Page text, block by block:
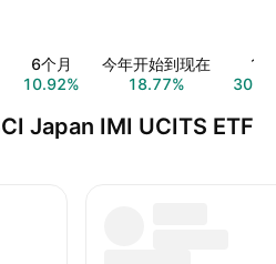
6个月
10.92%
今年开始到现在
18.77%
1年
Japan IMI UCITS ETF